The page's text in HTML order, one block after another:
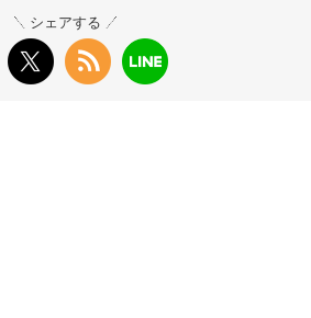
シェアする